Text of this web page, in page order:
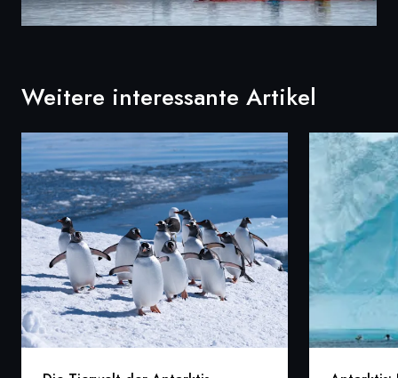
Weitere interessante Artikel